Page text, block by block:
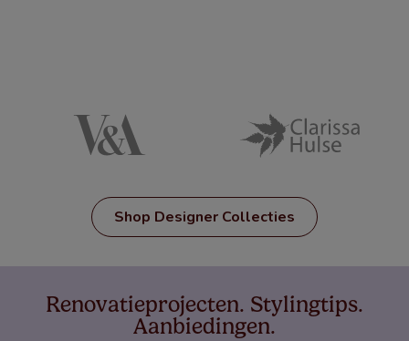
Shop Designer Collecties
Renovatieprojecten. Stylingtips.
Aanbiedingen.